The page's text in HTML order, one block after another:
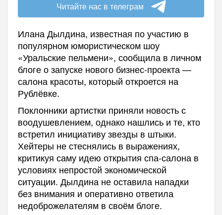
Читайте нас в телеграм
Илана Дылдина, известная по участию в
популярном юмористическом шоу
«Уральские пельмени», сообщила в личном
блоге о запуске нового бизнес-проекта —
салона красоты, который откроется на
Рублёвке.
Поклонники артистки приняли новость с
воодушевлением, однако нашлись и те, кто
встретил инициативу звезды в штыки.
Хейтеры не стеснялись в выражениях,
критикуя саму идею открытия спа-салона в
условиях непростой экономической
ситуации. Дылдина не оставила нападки
без внимания и оперативно ответила
недоброжелателям в своём блоге.